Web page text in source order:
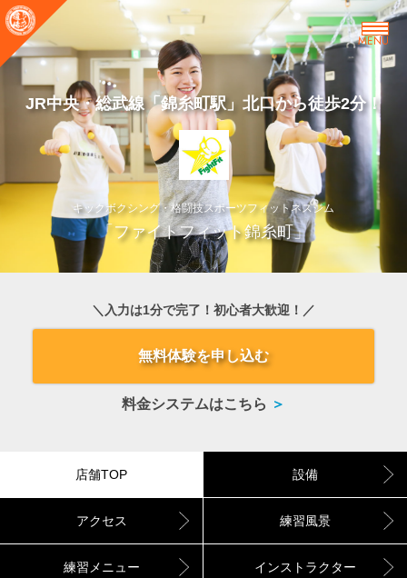
MENU
JR中央・総武線「錦糸町駅」北口から徒歩2分！
キックボクシング・格闘技スポーツフィットネスジム
「ファイトフィット錦糸町」
＼入力は1分で完了！初心者大歓迎！／
無料体験を申し込む
料金システムはこちら
店舗TOP 設備
アクセス 練習風景
練習メニュー インストラクター